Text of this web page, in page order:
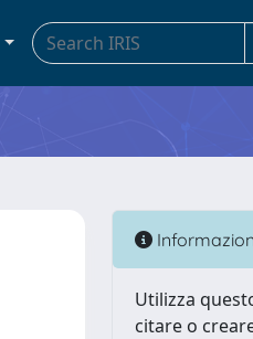
Utilizza
citare o